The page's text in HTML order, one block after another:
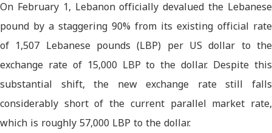
On February 1, Lebanon officially devalued the Lebanese
pound by a staggering 90% from its existing official rate
of 1,507 Lebanese pounds (LBP) per US dollar to the
exchange rate of 15,000 LBP to the dollar. Despite this
substantial shift, the new exchange rate still falls
considerably short of the current parallel market rate,
which is roughly 57,000 LBP to the dollar.